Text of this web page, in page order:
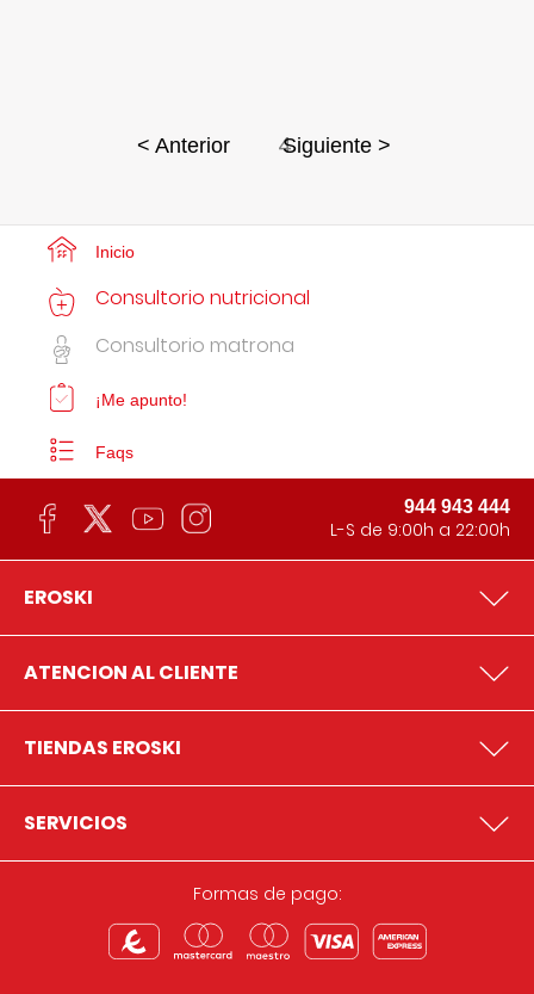
< Anterior 4
Siguiente >
Inicio
Consultorio nutricional
Consultorio matrona
¡Me apunto!
Faqs
944 943 444
L-S de 9:00h a 22:00h
EROSKI
ATENCION AL CLIENTE
TIENDAS EROSKI
SERVICIOS
Formas de pago: